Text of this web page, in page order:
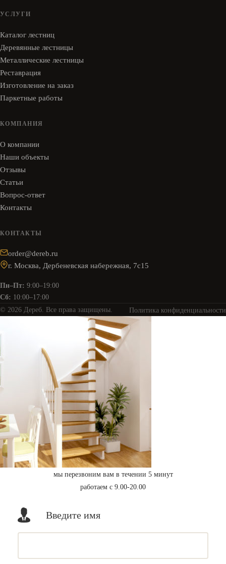
УСЛУГИ
Каталог лестниц
Деревянные лестницы
Металлические лестницы
Реставрация
Изготовление на заказ
Паркетные работы
КОМПАНИЯ
О компании
Наши объекты
Отзывы
Статьи
Вопрос-ответ
Контакты
КОНТАКТЫ
order@dereb.ru
г. Москва, Дербеневская набережная, 7с15
Пн–Пт: 9:00–19:00
Сб: 10:00–17:00
© 2026 Дереб. Все права защищены.
Политика конфиденциальности
мы перезвоним вам в течении 5 минут
работаем с 9.00-20.00
Введите имя